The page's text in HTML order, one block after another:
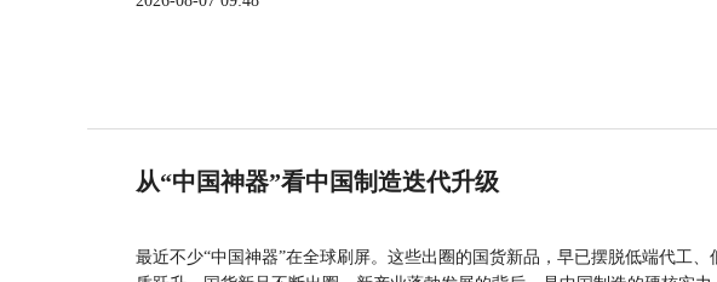
从“中国神器”看中国制造迭代升级
最近不少“中国神器”在全球刷屏。这些出圈的国货新品，早已摆脱低端代工